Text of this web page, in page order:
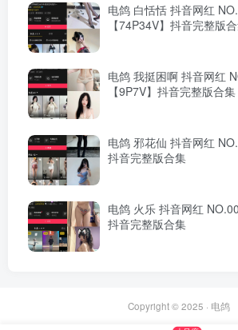
电鸽 白恬恬 抖音网红
【74P34V】抖音完整版
电鸽 我挺困啊 抖音网红
【9P7V】抖音完整版合集
电鸽 邪花仙 抖音网红
抖音完整版合集
电鸽 火乐 抖音网红
抖音完整版合集
Copyright © 2025 · 电鸽